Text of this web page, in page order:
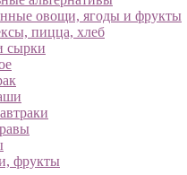
овощи, ягоды и фрукты
пицца, хлеб
сырки
фрукты